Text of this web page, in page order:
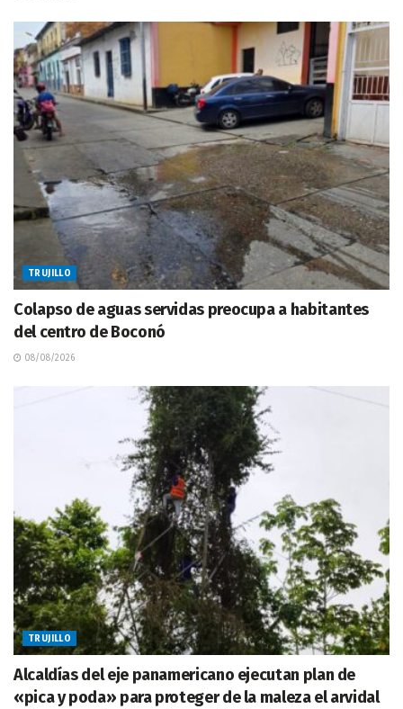
TRUJILLO
Colapso de aguas servidas preocupa a habitantes
del centro de Boconó
08/08/2026
TRUJILLO
Alcaldías del eje panamericano ejecutan plan de
«pica y poda» para proteger de la maleza el arvidal